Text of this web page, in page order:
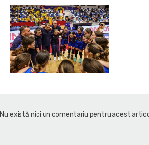
Nu există nici un comentariu pentru acest